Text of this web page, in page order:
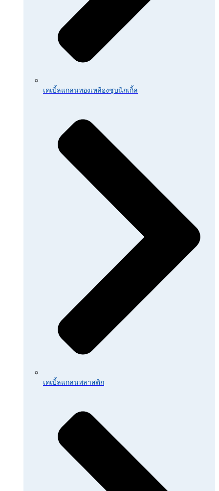
เคเบิ้ลแกลนทองเหลืองชุบนิกเกิ้ล
เคเบิ้ลแกลนพลาสติก